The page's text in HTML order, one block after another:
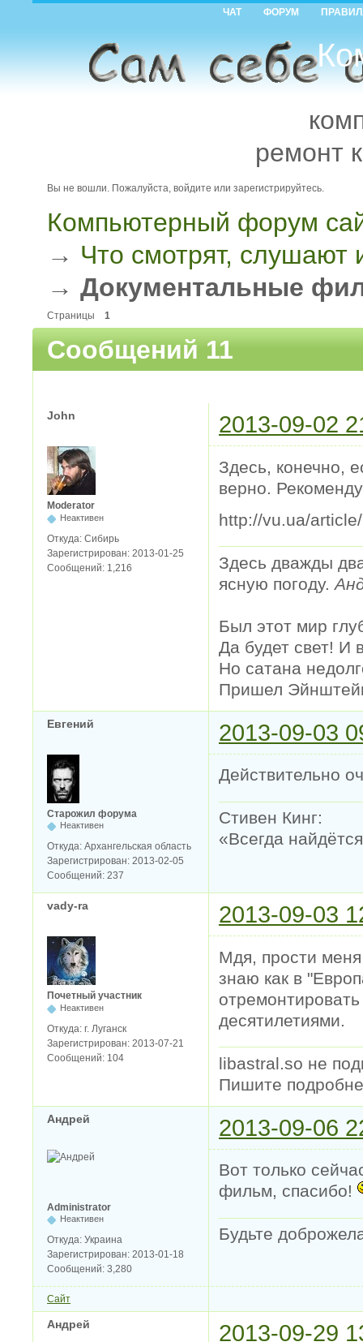
ЧАТ ФОРУМ
ремонт
Вы не вошли. Пожалуйста, войдите или зарегистрируйтесь.
Компьютерный форум
→ Что смотрят, слушают
→Документальные
Страницы 1
Сообщений 11
John 2013-09-02
Moderator
Неактивен
Откуда: Сибирь
Зарегистрирован: 2013-01-25
Сообщений: 1,216
Здесь, конечно,
верно.
http://vu.ua/
Здесь дважды
ясную погоду.
Был этот мир
Да будет свет! И
Но сатана
Пришел
Евгений 2013-09-03
Старожил форума
Неактивен
Откуда: Архангельская область
Зарегистрирован: 2013-02-05
Сообщений: 237
Действительно
Стивен Кинг:
«Всегда
vady-ra 2013-09-03
Почетный участник
Неактивен
Откуда: г. Луганск
Зарегистрирован: 2013-07-21
Сообщений: 104
Мдя, прости
знаю как в
десятилетиями.
libastral.so не
Пишите
Андрей 2013-09-06
Administrator
Неактивен
Откуда: Украина
Зарегистрирован: 2013-01-18
Сообщений: 3,280
Вот только
фильм, спасибо!
Будьте
Сайт
Андрей 2013-09-29